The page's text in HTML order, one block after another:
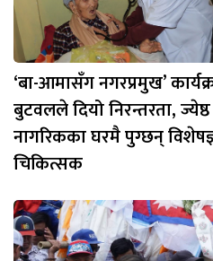
‘बा-आमासँग नगरप्रमुख’
बुटवलले दियो निरन्तरता, ज्येष्ठ
नागरिकका घरमै पुग्छन्
चिकित्सक